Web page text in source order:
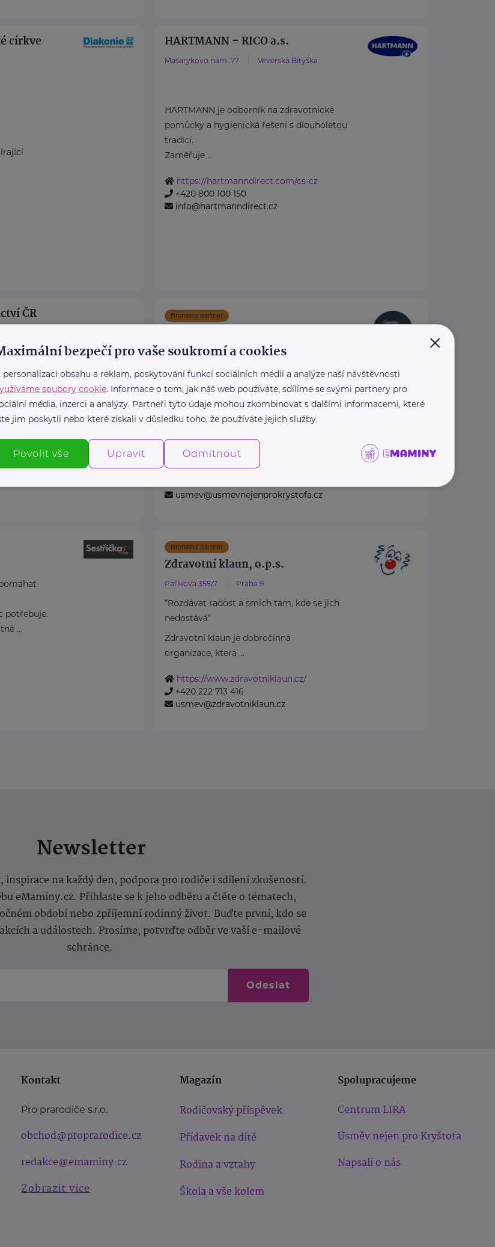
církve HARTMANN – RICO a.s.
Masarykovo nám. 77 Veverská Bítýška
HARTMANN je odborník na zdravotnické
pomůcky a hygienická řešení s dlouholetou
tradicí.
Zaměřuje ...
https://hartmanndirect.com/cs-cz
+420 800 100 150
info@hartmanndirect.cz
ČR Bronzový partner
PRO KRYŠTOFA
Opora pro pacienty s onkologickým
onemocněním a jejich rodiny
pro ...
https://usmevnejenprokrystofa.cz/
usmev@usmevnejenprokrystofa.cz
potřebuje.
...
Bronzový partner
Zdravotní klaun, o.p.s.
Paříkova 355/7 Praha 9
“Rozdávat radost a smích tam, kde se jich
nedostává”
Zdravotní klaun je dobročinná
organizace, která ...
https://www.zdravotniklaun.cz/
+420 222 713 416
usmev@zdravotniklaun.cz
Newsletter
na každý den, podpora pro rodiče i sdílení zkušeností.
eMaminy.cz. Přihlaste se k jeho odběru a čtěte o tématech,
období nebo zpříjemní rodinný život. Buďte první, kdo se
a událostech. Prosíme, potvrďte odběr ve vaší e-mailové
schránce.
Odeslat
Kontakt
Pro prarodiče s.r.o.
obchod@proprarodice.cz
redakce@emaminy.cz
Zobrazit více
Magazín
Rodičovský příspěvek
Přídavek na dítě
Rodina a vztahy
Škola a vše kolem
Spolupracujeme
Centrum LIRA
Úsměv nejen pro Kryštofa
Napsali o nás
×
bezpečí pro vaše soukromí a cookies
personalizaci obsahu a reklam, poskytování funkcí sociálních médií a analýze naší návštěvnosti
soubory cookie. Informace o tom, jak náš web používáte, sdílíme se svými partnery pro
média, inzerci a analýzy. Partneři tyto údaje mohou zkombinovat s dalšími informacemi, které
jim poskytli nebo které získali v důsledku toho, že používáte jejich služby.
Povolit vše Upravit Odmítnout